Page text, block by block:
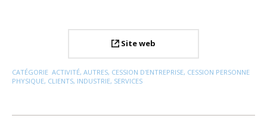
Site web
CATÉGORIE ACTIVITÉ, AUTRES, CESSION D'ENTREPRISE, CESSION PERSONNE
PHYSIQUE, CLIENTS, INDUSTRIE, SERVICES